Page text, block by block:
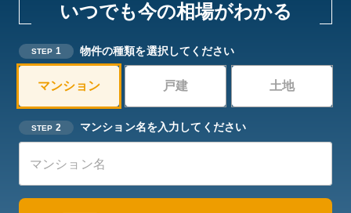
いつでも今の相場がわかる
STEP 1 物件の種類を選択してください
マンション 戸建 土地
STEP 2 マンション名を入力してください